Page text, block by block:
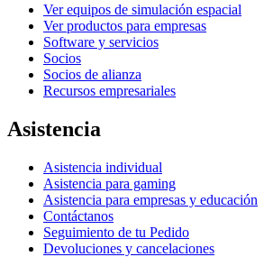
Ver equipos de simulación espacial
Ver productos para empresas
Software y servicios
Socios
Socios de alianza
Recursos empresariales
Asistencia
Asistencia individual
Asistencia para gaming
Asistencia para empresas y educación
Contáctanos
Seguimiento de tu Pedido
Devoluciones y cancelaciones